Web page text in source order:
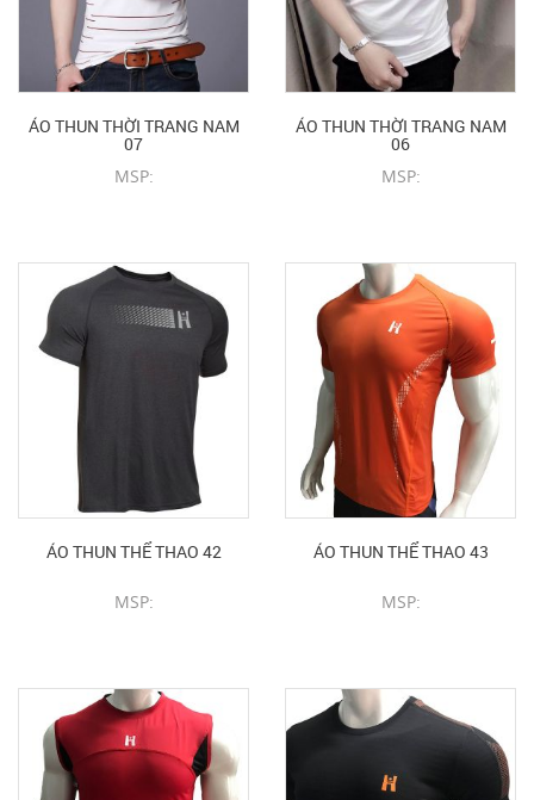
ÁO THUN THỜI TRANG NAM
07
MSP:
ÁO THUN THỜI TRANG NAM
06
MSP:
ÁO THUN THỂ THAO 42
MSP:
ÁO THUN THỂ THAO 43
MSP: